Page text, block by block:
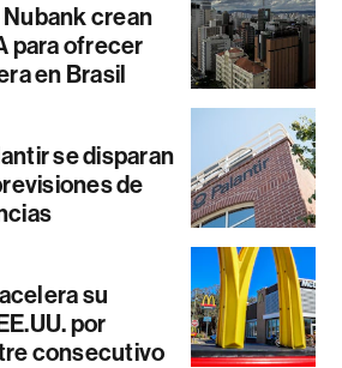
crean
para ofrecer
en Brasil
se disparan
de
su
por
consecutivo